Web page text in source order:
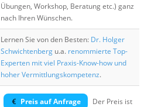
Übungen, Workshop, Beratung etc.) ganz
nach Ihren Wünschen.
Lernen Sie von den Besten: Dr. Holger
Schwichtenberg u.a. renommierte Top-
Experten mit viel Praxis-Know-how und
hoher Vermittlungskompetenz.
Preis auf Anfrage
Der Preis ist